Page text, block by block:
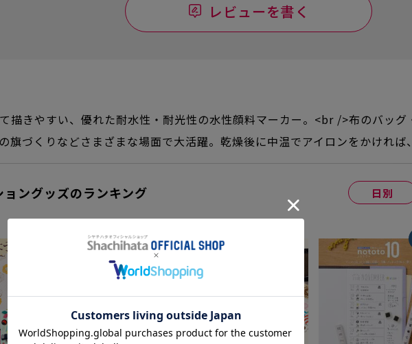
レビューを書く
描きやすい、優れた耐水性・耐光性の水性顔料マーカー。<br />布のバッ
旗づくりなどさまざまな場面で大活躍。乾燥後に中温でアイロンをかければ
ョングッズのランキング 日別
2